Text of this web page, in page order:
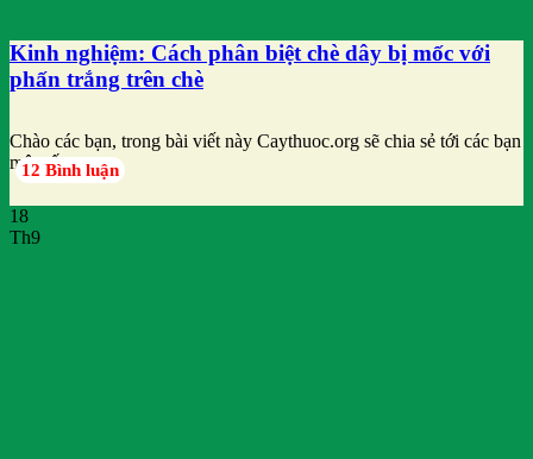
Kinh nghiệm: Cách phân biệt chè dây bị mốc với
phấn trắng trên chè
Chào các bạn, trong bài viết này Caythuoc.org sẽ chia sẻ tới các bạn
một số
12 Bình luận
18
Th9